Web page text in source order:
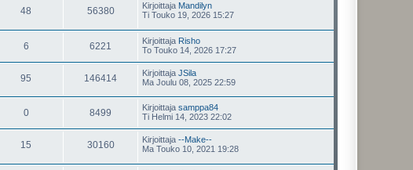
48 56380 Kirjoittaja Mandilyn
Ti Touko 19, 2026 15:27
6 6221 Kirjoittaja Risho
To Touko 14, 2026 17:27
95 146414 Kirjoittaja JSila
Ma Joulu 08, 2025 22:59
0 8499 Kirjoittaja samppa84
Ti Helmi 14, 2023 22:02
15 30160 Kirjoittaja --Make--
Ma Touko 10, 2021 19:28